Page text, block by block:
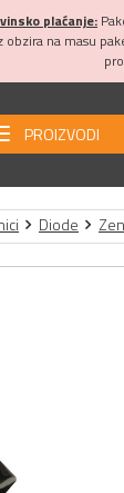
plaćanje:
obzira na masu
PROIZVODI
Diode